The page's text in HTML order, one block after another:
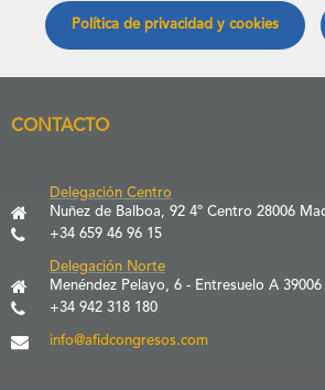
Política de privacidad y cookies
CONTACTO
Delegación Centro
Nuñez de Balboa, 92 4º Centro 28006
+34 659 46 96 15
Delegación Norte
Menéndez Pelayo, 6 - Entresuelo A
+34 942 318 180
info@afidcongresos.com